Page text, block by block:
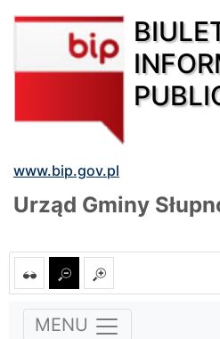
www.bip.gov.pl
Urząd Gminy
MENU